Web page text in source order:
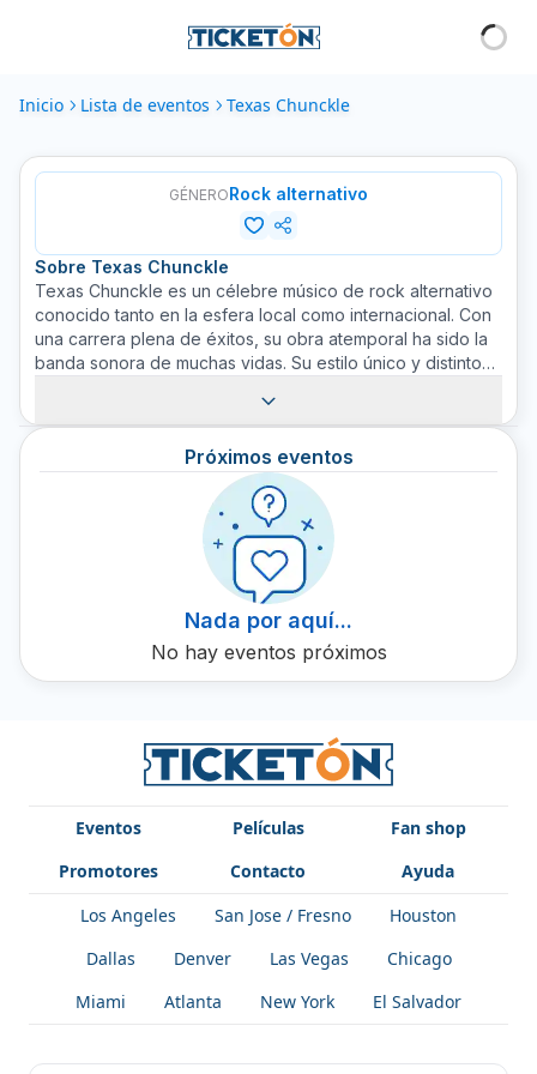
Inicio Lista de eventos Texas Chunckle
GÉNERORock alternativo
Sobre Texas Chunckle
Texas Chunckle es un célebre músico de rock alternativo
conocido tanto en la esfera local como internacional. Con
una carrera plena de éxitos, su obra atemporal ha sido la
banda sonora de muchas vidas. Su estilo único y distinto
variedad de audiencia. El impecable talento de Texas
Chunckle y su habilidad para crear música emocionante y
apasionada garantizan siempre conciertos memorables.
Ticketón tiene la honra de albergar una variedad de sus
eventos y brindar a los fans de Texas Chunckle la
oportunidad de comprar boletos para experimentar sus
increíbles shows en vivo.
Próximos eventos
Nada por aquí...
No hay eventos próximos
Eventos Películas
Fan shop
Promotores
Contacto
Ayuda
Los Angeles
San Jose / Fresno
Houston
Dallas
Denver Las Vegas
Chicago
Miami
Atlanta New York El Salvador